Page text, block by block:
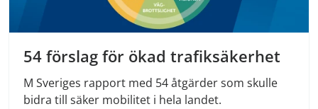
54 förslag för ökad trafiksäkerhet
M Sveriges rapport med 54 åtgärder som skulle
bidra till säker mobilitet i hela landet.